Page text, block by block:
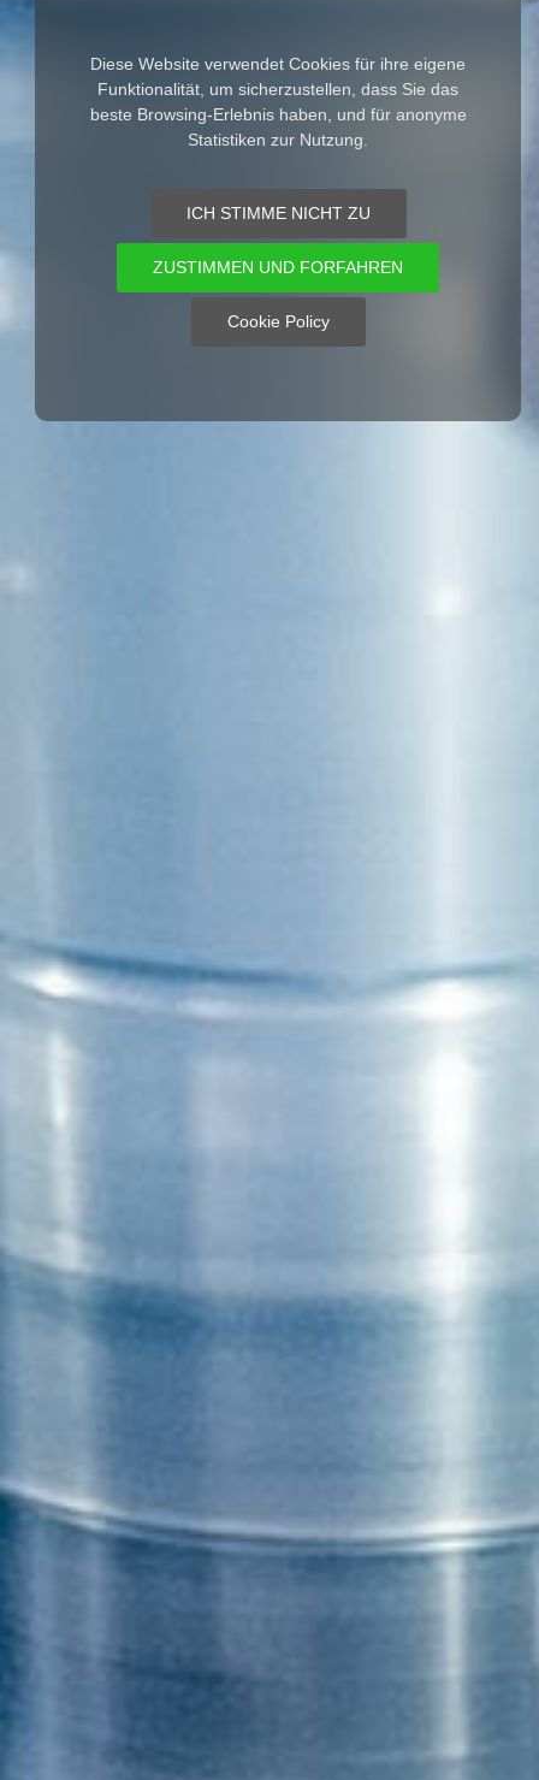
Diese Website verwendet Cookies für ihre eigene
Funktionalität, um sicherzustellen, dass Sie das
beste Browsing-Erlebnis haben, und für anonyme
Statistiken zur Nutzung.
ICH STIMME NICHT ZU
ZUSTIMMEN UND FORFAHREN
Cookie Policy